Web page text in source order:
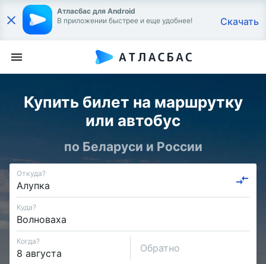
Атласбас для Android
В приложении быстрее и еще удобнее!
Скачать
Купить билет на маршрутку
или автобус
по Беларуси и России
Откуда?
Куда?
Когда?
Обратно